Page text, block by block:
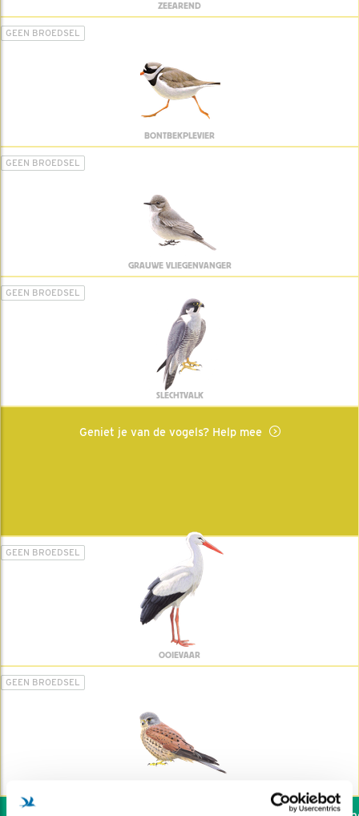
ZEEAREND
GEEN BROEDSEL
BONTBEKPLEVIER
GEEN BROEDSEL
GRAUWE VLIEGENVANGER
GEEN BROEDSEL
SLECHTVALK
Geniet je van de vogels? Help mee
GEEN BROEDSEL
OOIEVAAR
GEEN BROEDSEL